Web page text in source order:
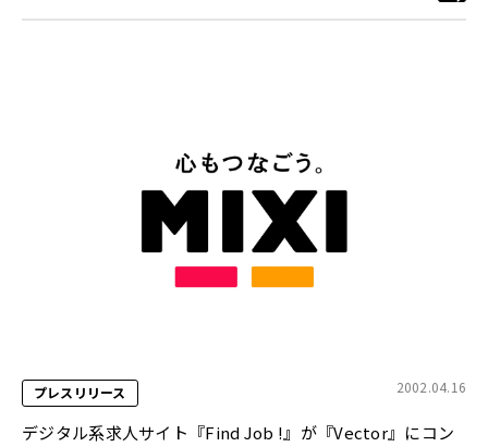
プレスリリース 2002.04.16
デジタル系求人サイト『Find Job !』が『Vector』にコン